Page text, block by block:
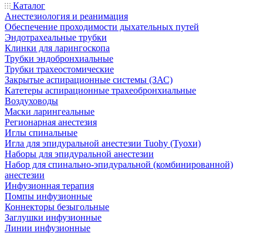
Каталог
Анестезиология и реанимация
Обеспечение проходимости дыхательных путей
Эндотрахеальные трубки
Клинки для ларингоскопа
Трубки эндобронхиальные
Трубки трахеостомические
Закрытые аспирационные системы (ЗАС)
Катетеры аспирационные трахеобронхиальные
Воздуховоды
Маски ларингеальные
Регионарная анестезия
Иглы спинальные
Игла для эпидуральной анестезии Tuohy (Туохи)
Наборы для эпидуральной анестезии
Набор для спинально-эпидуральной (комбинированной)
анестезии
Инфузионная терапия
Помпы инфузионные
Коннекторы безыгольные
Заглушки инфузионные
Линии инфузионные